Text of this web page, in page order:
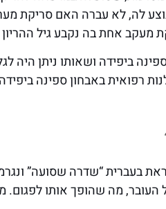
לה, לא עברה האם סריקת
מעקב אחת בה נקבע גיל
ביפידה ושאותו ניתן היה
רפואית באבחון ספינה ביפידה
מה שהופך אותו לפגום.